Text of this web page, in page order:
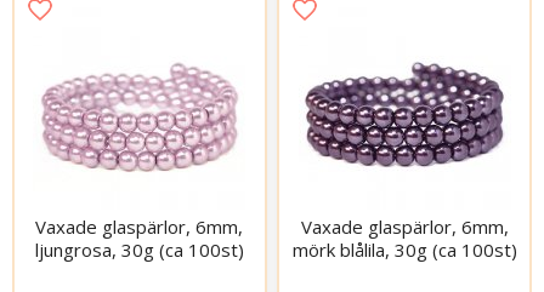
Vaxade glaspärlor, 6mm,
ljungrosa, 30g (ca 100st)
Vaxade glaspärlor, 6mm,
mörk blålila, 30g (ca 100st)